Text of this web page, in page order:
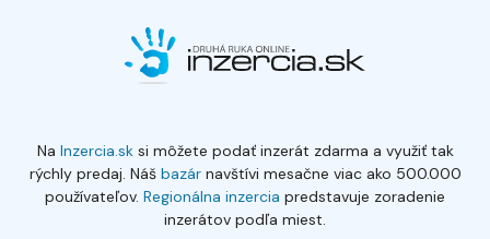
Na Inzercia.sksi môžete podať inzerát zdarma a využiť tak
rýchly predaj. Náš bazárnavštívi mesačne viac ako 500.000
používateľov. Regionálna inzercia predstavuje zoradenie
inzerátov podľa miest.